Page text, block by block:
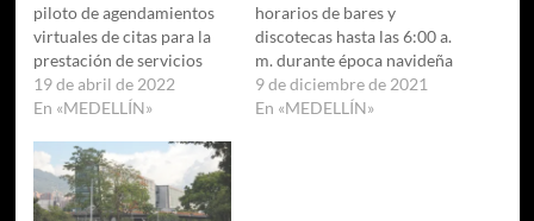
piloto de agendamientos
virtuales de citas para la
prestación de servicios
19 de abril de 2022
En «MEDELLÍN»
horarios de bares y
discotecas hasta las 6:00 a.
m. durante época navideña
9 de diciembre de 2021
En «MEDELLÍN»